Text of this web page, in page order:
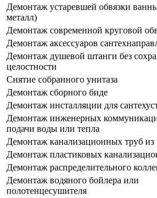
Демонтаж устаревшей обвязки
металл)
Демонтаж современной круговой
Демонтаж аксессуаров
Демонтаж душевой штанги без
целостности
Снятие собранного унитаза
Демонтаж сборного биде
Демонтаж инсталляции для
Демонтаж инженерных
подачи воды или тепла
Демонтаж канализационных труб из
Демонтаж пластиковых
Демонтаж распределительного
Демонтаж водяного бойлера или
полотенцесушителя